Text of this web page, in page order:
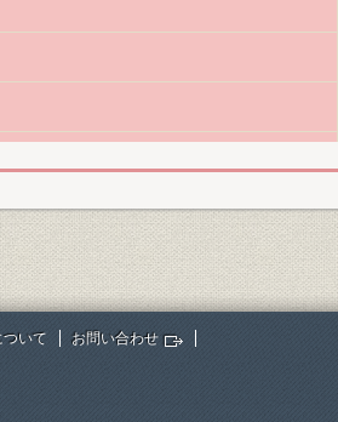
いて お問い合わせ